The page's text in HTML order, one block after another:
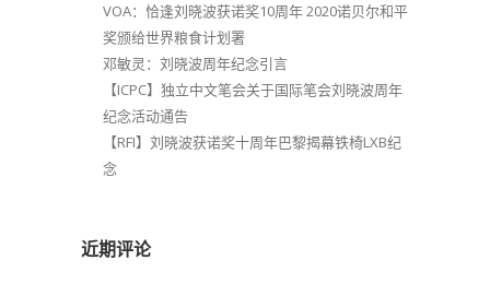
VOA：恰逢刘晓波获诺奖10周年 2020诺贝尔和平
奖颁给世界粮食计划署
邓敏灵：刘晓波周年纪念引言
【ICPC】独立中文笔会关于国际笔会刘晓波周年
纪念活动通告
【RFI】刘晓波获诺奖十周年巴黎揭幕铁椅LXB纪
念
近期评论